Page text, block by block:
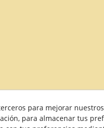
Condiciones generales de compra
para mejorar
para almacenar tus